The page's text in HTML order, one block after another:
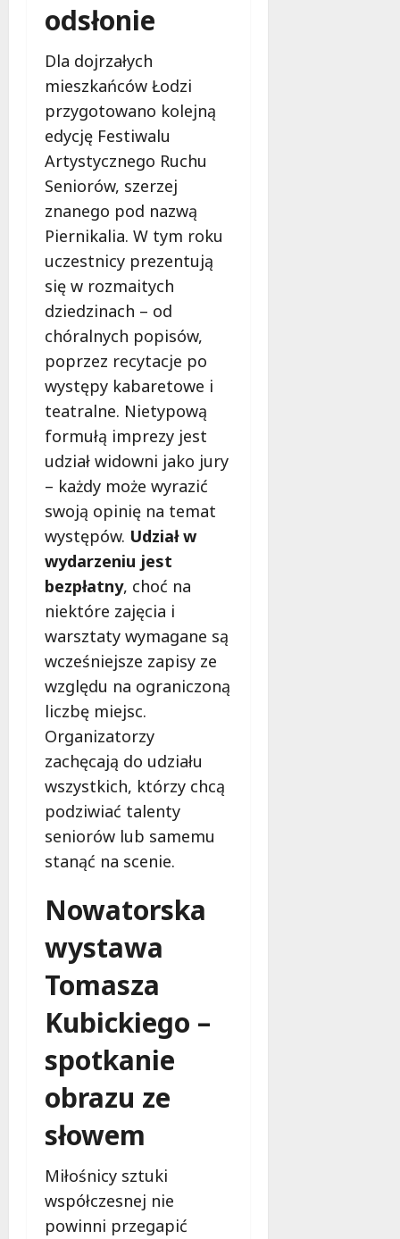
odsłonie
Dla dojrzałych
mieszkańców Łodzi
przygotowano kolejną
edycję Festiwalu
Artystycznego Ruchu
Seniorów, szerzej
znanego pod nazwą
Piernikalia. W tym roku
uczestnicy prezentują
się w rozmaitych
dziedzinach – od
chóralnych popisów,
poprzez recytacje po
występy kabaretowe i
teatralne. Nietypową
formułą imprezy jest
udział widowni jako jury
– każdy może wyrazić
swoją opinię na temat
występów. Udział w
wydarzeniu jest
bezpłatny, choć na
niektóre zajęcia i
warsztaty wymagane są
wcześniejsze zapisy ze
względu na ograniczoną
liczbę miejsc.
Organizatorzy
zachęcają do udziału
wszystkich, którzy chcą
podziwiać talenty
seniorów lub samemu
stanąć na scenie.
Nowatorska
wystawa
Tomasza
Kubickiego –
spotkanie
obrazu ze
słowem
Miłośnicy sztuki
współczesnej nie
powinni przegapić